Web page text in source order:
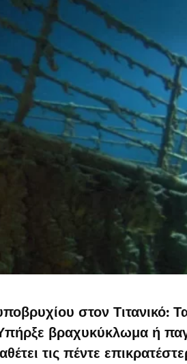
στον Τιτανικό:
βραχυκύκλωμα ή
τις πέντε